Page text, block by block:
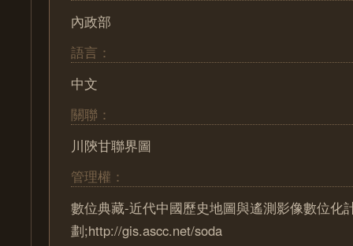
內政部
語言：
中文
關聯：
川陝甘聯界圖
管理權：
數位典藏-近代中國歷史地圖與遙測影像數位化
劃;http://gis.ascc.net/soda